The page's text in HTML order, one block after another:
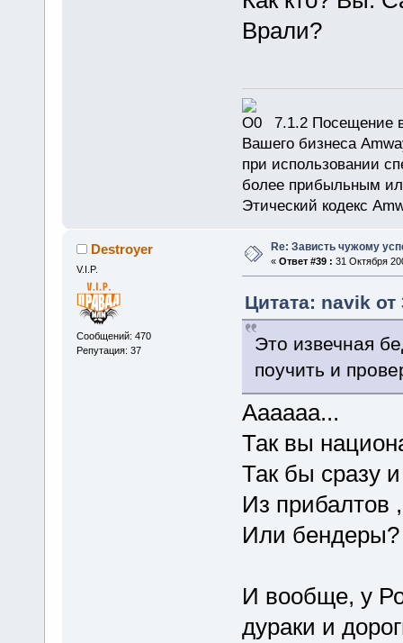
Врали?
7.1.2 Посещение
Вашего бизнеса
при использовании
более прибыльным
Этический кодекс
Destroyer
V.I.P.
Сообщений: 470
Репутация: 37
Re: Зависть чужому
« Ответ #39 : 31 Октября
Цитата: navik от
Это извечная
поучить и
Аааааа...
Так вы
Так бы сразу
Из прибалтов
Или бендеры?
И вообще, у
дураки и